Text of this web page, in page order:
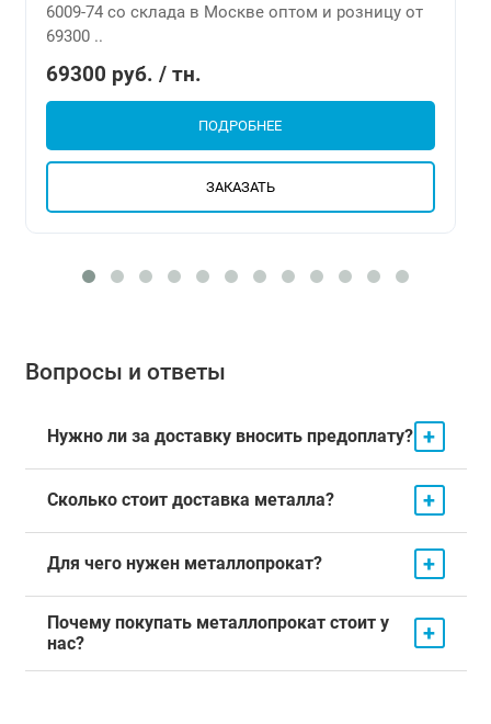
6009-74 со склада в Москве оптом и розницу от
69300 ..
69300 руб. / тн.
ПОДРОБНЕЕ
ЗАКАЗАТЬ
Вопросы и ответы
Нужно ли за доставку вносить предоплату? +
Сколько стоит доставка металла? +
Для чего нужен металлопрокат? +
Почему покупать металлопрокат стоит у
нас?
+